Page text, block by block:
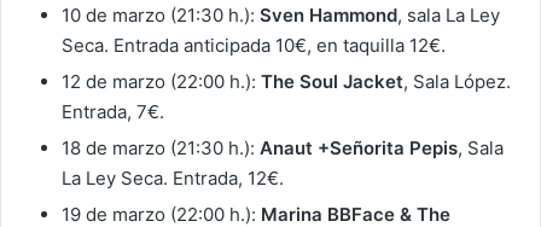
10 de marzo (21:30 h.): Sven Hammond, sala La Ley
Seca. Entrada anticipada 10€, en taquilla 12€.
12 de marzo (22:00 h.): The Soul Jacket, Sala López.
Entrada, 7€.
18 de marzo (21:30 h.): Anaut +Señorita Pepis, Sala
La Ley Seca. Entrada, 12€.
19 de marzo (22:00 h.): Marina BBFace & The